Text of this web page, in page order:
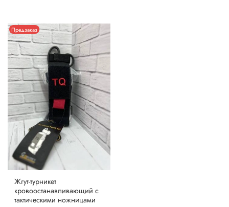
Предзаказ
Жгут-турникет
кровоостанавливающий c
тактическими ножницами